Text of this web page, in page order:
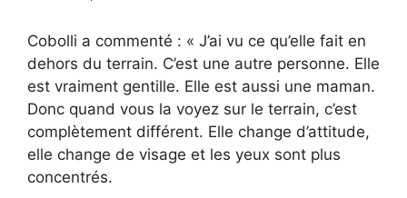
Cobolli a commenté : « J’ai vu ce qu’elle fait en
dehors du terrain. C’est une autre personne. Elle
est vraiment gentille. Elle est aussi une maman.
Donc quand vous la voyez sur le terrain, c’est
complètement différent. Elle change d’attitude,
elle change de visage et les yeux sont plus
concentrés.